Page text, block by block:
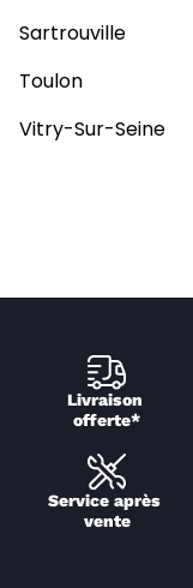
Sartrouville
Toulon
Vitry-Sur-Seine
Livraison
offerte*
Service après
vente